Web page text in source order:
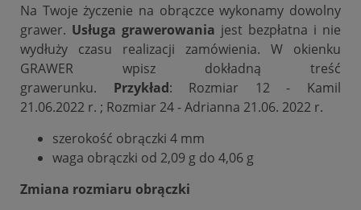
Na Twoje życzenie na obrączce wykonamy dowolny
grawer. Usługa grawerowania jest bezpłatna i nie
wydłuży czasu realizacji zamówienia. W okienku
GRAWER wpisz dokładną treść
grawerunku.
Przykład: Rozmiar 12 - Kamil
21.06.2022 r. ; Rozmiar 24 - Adrianna 21.06. 2022 r.
szerokość obrączki 4 mm
waga obrączki od 2,09 g do 4,06 g
Zmiana rozmiaru obrączki